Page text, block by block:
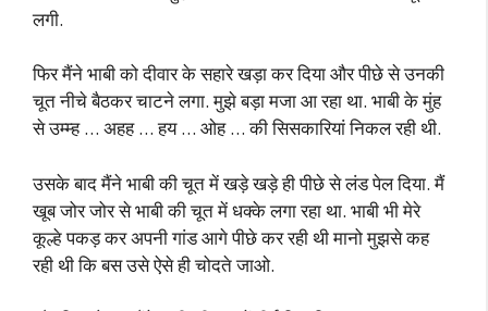
लगी.
फिर मैंने भाबी को दीवार के सहारे खड़ा कर दिया और पीछे से उनकी
चूत नीचे बैठकर चाटने लगा. मुझे बड़ा मजा आ रहा था. भाबी के मुंह
से उम्म्ह … अहह … हय … ओह … की सिसकारियां निकल रही थी.
उसके बाद मैंने भाबी की चूत में खड़े खड़े ही पीछे से लंड पेल दिया. मैं
खूब जोर जोर से भाबी की चूत में धक्के लगा रहा था. भाबी भी मेरे
कूल्हे पकड़ कर अपनी गांड आगे पीछे कर रही थी मानो मुझसे कह
रही थी कि बस उसे ऐसे ही चोदते जाओ.